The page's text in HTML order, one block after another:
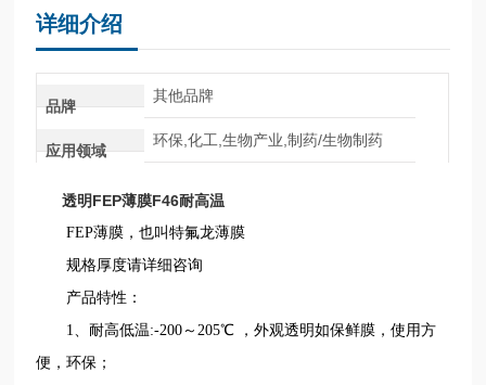
详细介绍
品牌
其他品牌
应用领域
环保,化工,生物产业,制药/生物制药
透明FEP薄膜F46耐高温
FEP薄膜 ，也叫特氟龙薄膜
规格厚度请详细咨询
产品特性 ：
1
耐高低温:-200～205℃ ，外观透明如保鲜膜，使用方
便，环保；